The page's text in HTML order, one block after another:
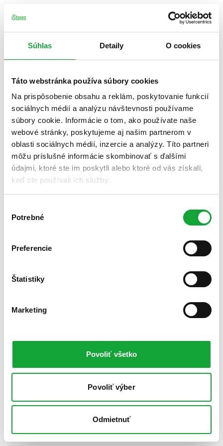
Súhlas Detaily O cookies
Táto webstránka používa súbory cookies
Na prispôsobenie obsahu a reklám, poskytovanie funkcií
sociálnych médií a analýzu návštevnosti používame
súbory cookie. Informácie o tom, ako používate naše
webové stránky, poskytujeme aj našim partnerom v
oblasti sociálnych médií, inzercie a analýzy. Títo partneri
môžu príslušné informácie skombinovať s ďalšími
údajmi, ktoré ste im poskytli alebo ktoré od vás získali,
keď ste používali ich služby.
súhlasu
Potrebné
Preferencie
Štatistiky
Marketing
Povoliť všetko
Povoliť výber
Odmietnuť